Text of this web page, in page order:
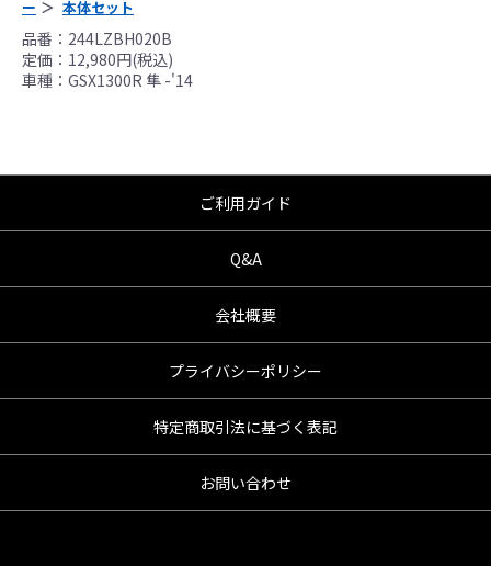
ー
本体セット
品番：244LZBH020B
定価：12,980円(税込)
車種：GSX1300R 隼 -'14
の事故、故障に対し保険、保証等は一切無
く、商品の返品、クレーム等も受付できませ
んので、あらかじめご了承ください。
●商品の仕様・価格につきましては事前の予告
●商品は、予告無く販売終了する場合がありま
すのでご了承願います。
ご利用ガイド
Q&A
会社概要
プライバシーポリシー
特定商取引法に基づく表記
お問い合わせ